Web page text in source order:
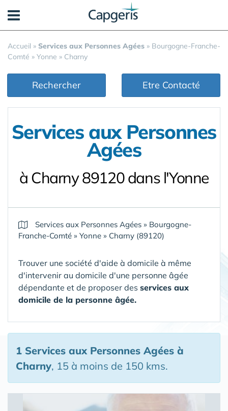
Accueil » Services aux Personnes Agées » Bourgogne-Franche-
Comté » Yonne » Charny
Rechercher Etre Contacté
Services aux Personnes
Agées
à Charny 89120 dans l'Yonne
Services aux Personnes Agées » Bourgogne-
Franche-Comté » Yonne » Charny (89120)
Trouver une société d'aide à domicile à même
d'intervenir au domicile d'une personne âgée
dépendante et de proposer des services aux
domicile de la personne âgée.
1 Services aux Personnes Agées à
Charny, 15 à moins de 150 kms.